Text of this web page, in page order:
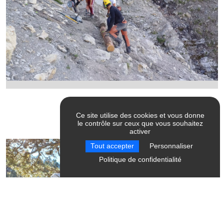
Ce site utilise des cookies et vous donne
le contrôle sur ceux que vous souhaitez
activer
Tout accepter Personnaliser
Politique de confidentialité